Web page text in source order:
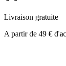
Livraison gratuite
A partir de 49 €